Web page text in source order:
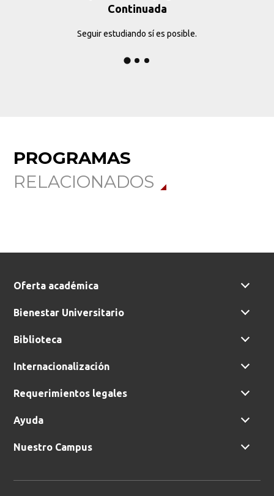
Continuada
Seguir estudiando sí es posible.
PROGRAMAS
RELACIONADOS
Oferta académica
Bienestar Universitario
Biblioteca
Internacionalización
Requerimientos legales
Ayuda
Nuestro Campus